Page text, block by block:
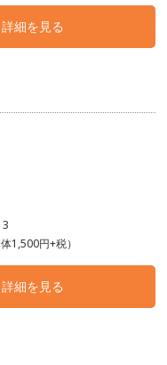
詳細を見る
1,500円+税）
詳細を見る